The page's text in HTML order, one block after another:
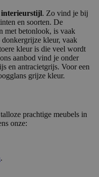
interieurstijl. Zo vind je bij
en soorten. De
met betonlook, is vaak
kleur, vaak
kleur is die veel wordt
aanbod vind je onder
en antracietgrijs. Voor een
grijze kleur.
prachtige meubels in
onze:
.